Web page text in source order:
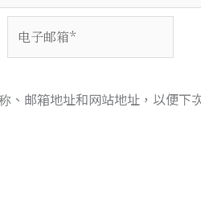
子
*
、邮箱地址和网站地址，以便下